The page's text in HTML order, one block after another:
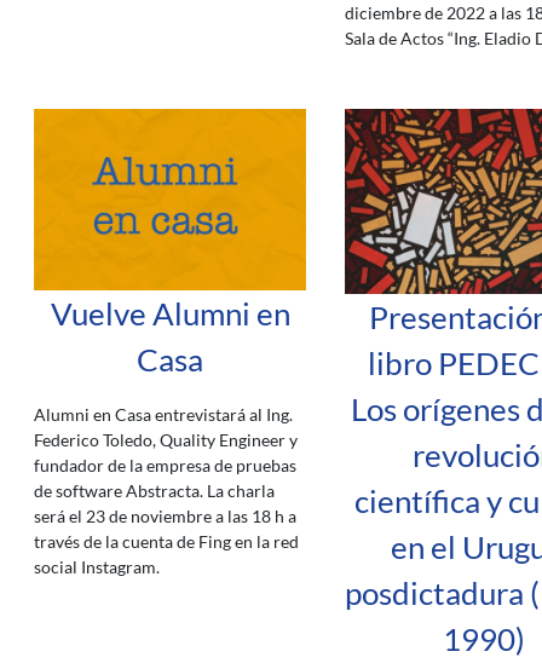
diciembre de 2022 a las
Sala de Actos “Ing. Eladio
Vuelve Alumni en
Casa
Alumni en Casa entrevistará al Ing.
Federico Toledo, Quality Engineer y
fundador de la empresa de pruebas
de software Abstracta. La charla
será el 23 de noviembre a las 18 h a
través de la cuenta de Fing en la red
social Instagram.
libro
Los orígenes
científica y
en el
posdictadura
1990)